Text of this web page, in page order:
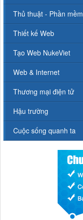
Thủ thuật - Phần mềm
Thiết kế Web
Tạo Web NukeViet
Web & Internet
Thương mại điện tử
Hậu trường
Cuộc sống quanh ta